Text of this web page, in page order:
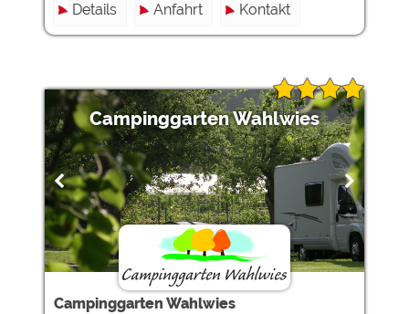
Details Anfahrt Kontakt
Campinggarten Wahlwies
Campinggarten Wahlwies